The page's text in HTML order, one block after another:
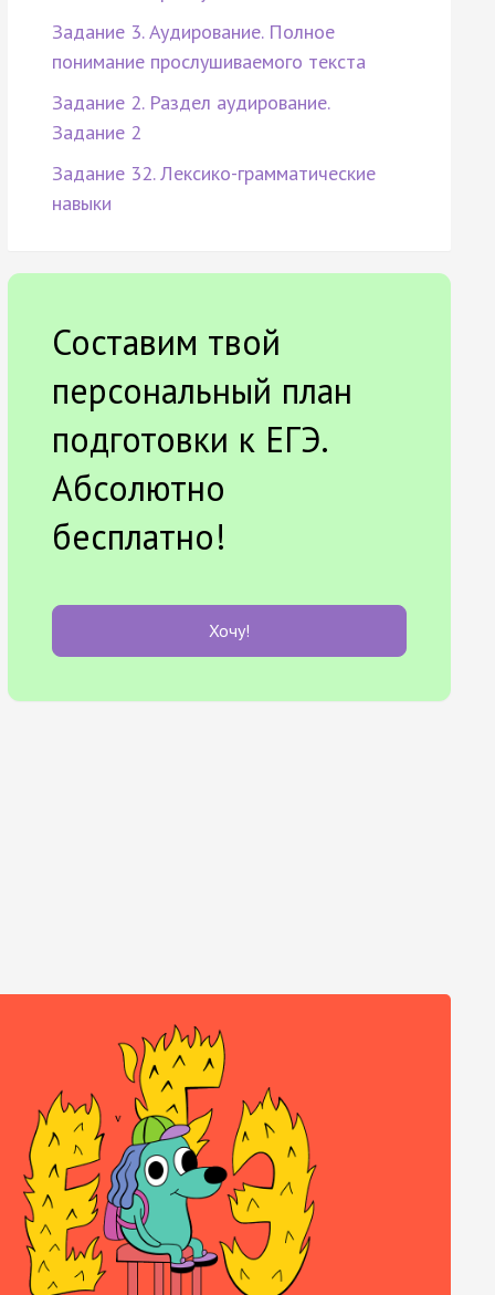
Задание 3. Аудирование. Полное
понимание прослушиваемого текста
Задание 2. Раздел аудирование.
Задание 2
Задание 32. Лексико-грамматические
навыки
Составим твой
персональный план
подготовки к ЕГЭ.
Абсолютно
бесплатно!
Хочу!